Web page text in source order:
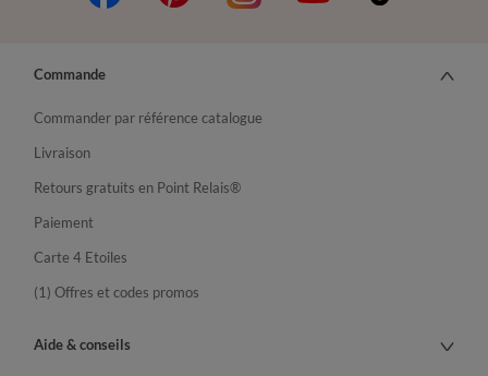
Commande
Commander par référence catalogue
Livraison
Retours gratuits en Point Relais®
Paiement
Carte 4 Etoiles
(1) Offres et codes promos
Aide & conseils